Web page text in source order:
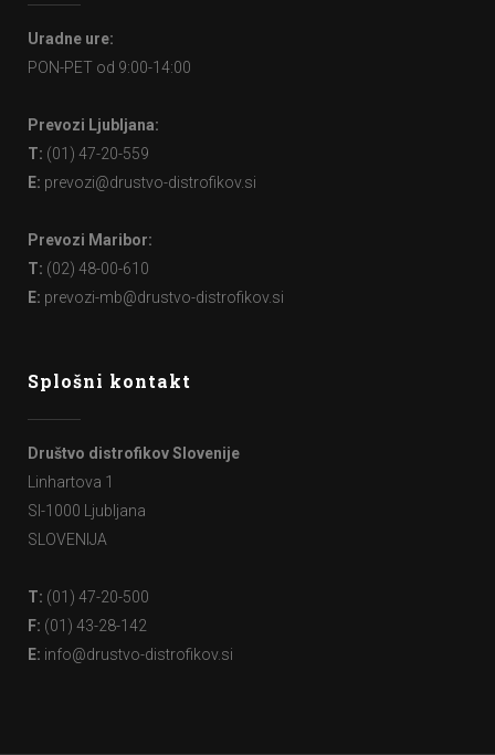
Uradne ure:
PON-PET od 9:00-14:00
Prevozi Ljubljana:
T: (01) 47-20-559
E: prevozi@drustvo-distrofikov.si
Prevozi Maribor:
T: (02) 48-00-610
E: prevozi-mb@drustvo-distrofikov.si
Splošni kontakt
Društvo distrofikov Slovenije
Linhartova 1
SI-1000 Ljubljana
SLOVENIJA
T: (01) 47-20-500
F: (01) 43-28-142
E: info@drustvo-distrofikov.si